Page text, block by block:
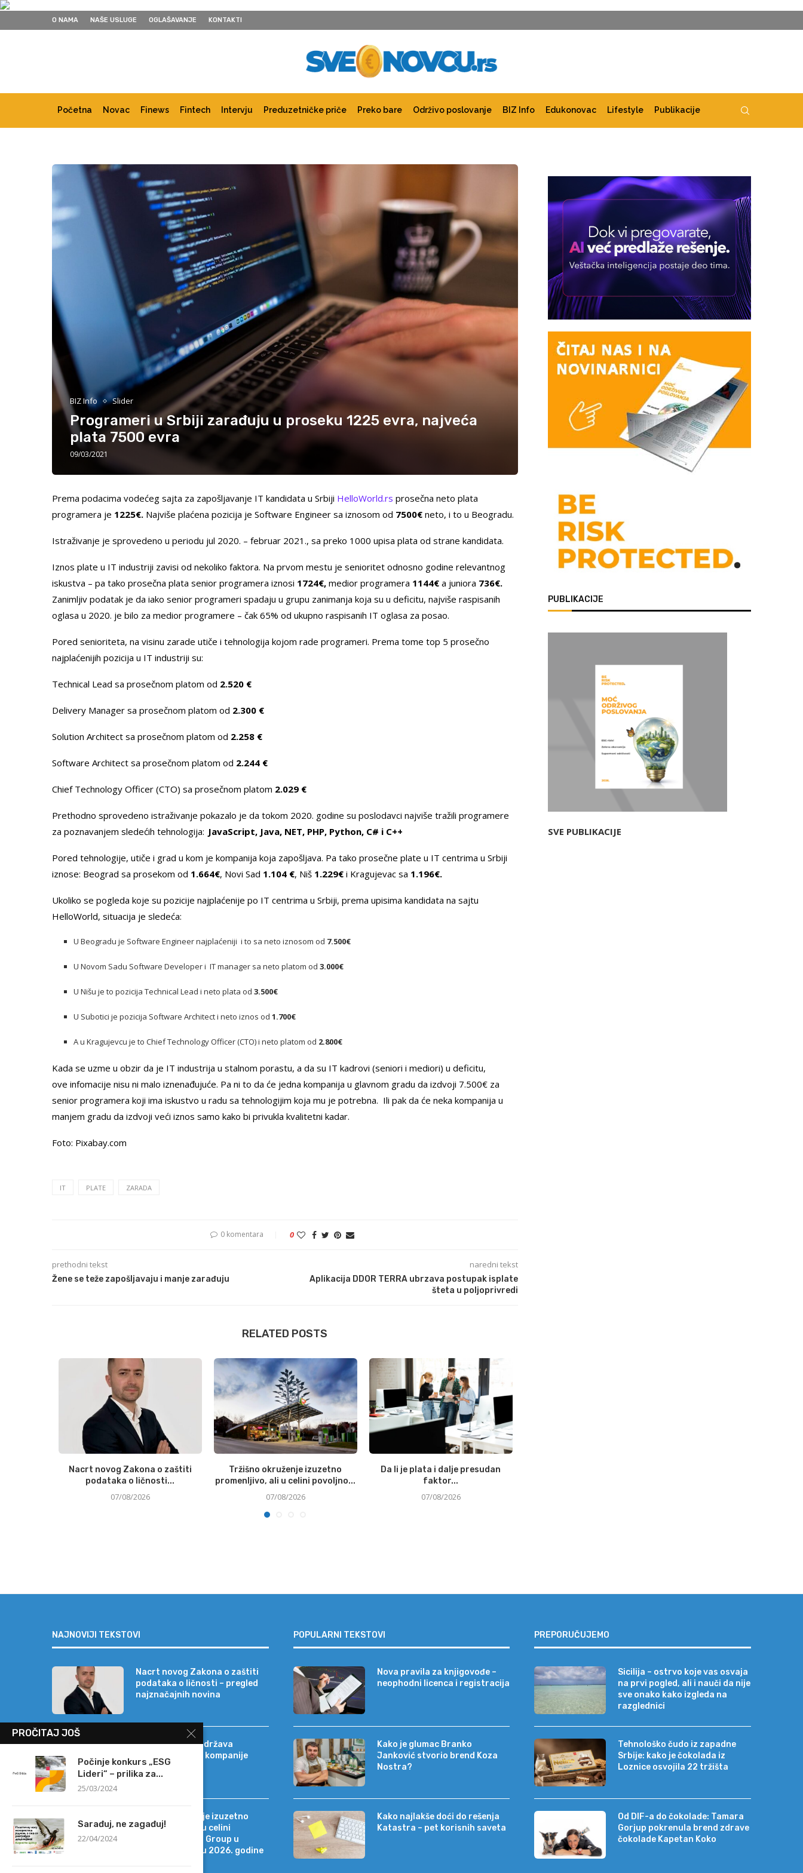
O NAMA NAŠE USLUGE OGLAŠAVANJE KONTAKTI
Početna Novac Finews Fintech Intervju Preduzetničke priče Preko bare Održivo poslovanje BIZ Info Edukonovac Lifestyle Publikacije
BIZ Info Slider
Programeri u Srbiji zarađuju u proseku 1225 evra, najveća
plata 7500 evra
09/03/2021
Prema podacima vodećeg sajta za zapošljavanje IT kandidata u Srbiji HelloWorld.rs prosečna neto plata
programera je 1225€. Najviše plaćena pozicija je Software Engineer sa iznosom od 7500€ neto, i to u Beogradu.
Istraživanje je sprovedeno u periodu jul 2020. – februar 2021., sa preko 1000 upisa plata od strane kandidata.
Iznos plate u IT industriji zavisi od nekoliko faktora. Na prvom mestu je senioritet odnosno godine relevantnog
iskustva – pa tako prosečna plata senior programera iznosi 1724€, medior programera 1144€ a juniora 736€.
Zanimljiv podatak je da iako senior programeri spadaju u grupu zanimanja koja su u deficitu, najviše raspisanih
oglasa u 2020. je bilo za medior programere – čak 65% od ukupno raspisanih IT oglasa za posao.
Pored senioriteta, na visinu zarade utiče i tehnologija kojom rade programeri. Prema tome top 5 prosečno
najplaćenijih pozicija u IT industriji su:
Technical Lead sa prosečnom platom od 2.520 €
Delivery Manager sa prosečnom platom od 2.300 €
Solution Architect sa prosečnom platom od 2.258 €
Software Architect sa prosečnom platom od 2.244 €
Chief Technology Officer (CTO) sa prosečnom platom 2.029 €
Prethodno sprovedeno istraživanje pokazalo je da tokom 2020. godine su poslodavci najviše tražili programere
za poznavanjem sledećih tehnologija: JavaScript, Java, NET, PHP, Python, C# i C++
Pored tehnologije, utiče i grad u kom je kompanija koja zapošljava. Pa tako prosečne plate u IT centrima u Srbiji
iznose: Beograd sa prosekom od 1.664€, Novi Sad 1.104 €, Niš 1.229€ i Kragujevac sa 1.196€.
Ukoliko se pogleda koje su pozicije najplaćenije po IT centrima u Srbiji, prema upisima kandidata na sajtu
HelloWorld, situacija je sledeća:
U Beogradu je Software Engineer najplaćeniji i to sa neto iznosom od 7.500€
U Novom Sadu Software Developer i IT manager sa neto platom od 3.000€
U Nišu je to pozicija Technical Lead i neto plata od 3.500€
U Subotici je pozicija Software Architect i neto iznos od 1.700€
A u Kragujevcu je to Chief Technology Officer(CTO)i neto platom od 2.800€
Kada se uzme u obzir da je IT industrija u stalnom porastu, a da su IT kadrovi (seniori i mediori) u deficitu,
ove infomacije nisu ni malo iznenađujuće. Pa ni to da će jedna kompanija u glavnom gradu da izdvoji 7.500€ za
senior programera koji ima iskustvo u radu sa tehnologijim koja mu je potrebna. Ili pak da će neka kompanija u
manjem gradu da izdvoji veći iznos samo kako bi privukla kvalitetni kadar.
Foto: Pixabay.com
IT PLATE ZARADA
0 komentara 0
prethodni tekst
Žene se teže zapošljavaju i manje zarađuju
naredni tekst
Aplikacija DDOR TERRA ubrzava postupak isplate
šteta u poljoprivredi
RELATED POSTS
Nacrt novog Zakona o zaštiti
podataka o ličnosti...
07/08/2026
Tržišno okruženje izuzetno
promenljivo, ali u celini povoljno...
07/08/2026
Da li je plata i dalje presudan
faktor...
07/08/2026
PUBLIKACIJE
SVE PUBLIKACIJE
NAJNOVIJI TEKSTOVI
Nacrt novog Zakona o zaštiti
podataka o ličnosti – pregled
najznačajnih novina
Banca Intesa podržava
strateški razvoj kompanije
Sat-Trakt
Tržišno okruženje izuzetno
promenljivo, ali u celini
povoljno za MOL Group u
drugom kvartalu 2026. godine
POPULARNI TEKSTOVI
Nova pravila za knjigovođe –
neophodni licenca i registracija
Kako je glumac Branko
Janković stvorio brend Koza
Nostra?
Kako najlakše doći do rešenja
Katastra – pet korisnih saveta
PREPORUČUJEMO
Sicilija – ostrvo koje vas osvaja
na prvi pogled, ali i nauči da nije
sve onako kako izgleda na
razglednici
Tehnološko čudo iz zapadne
Srbije: kako je čokolada iz
Loznice osvojila 22 tržišta
Od DIF-a do čokolade: Tamara
Gorjup pokrenula brend zdrave
čokolade Kapetan Koko
PROČITAJ JOŠ
Počinje konkurs „ESG
Lideri“ – prilika za...
25/03/2024
Sarađuj, ne zagađuj!
22/04/2024